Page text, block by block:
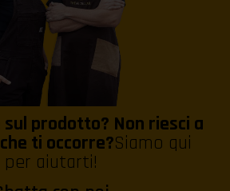
sul prodotto? Non riesci a
ti occorre?Siamo qui
per aiutarti!